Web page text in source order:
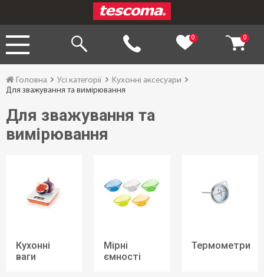
0 0
Головна Усі категорії
Кухонні аксесуари
Для зважування та вимірювання
Для зважування та
вимірювання
Кухонні
ваги
Мірні
ємності
Термометри